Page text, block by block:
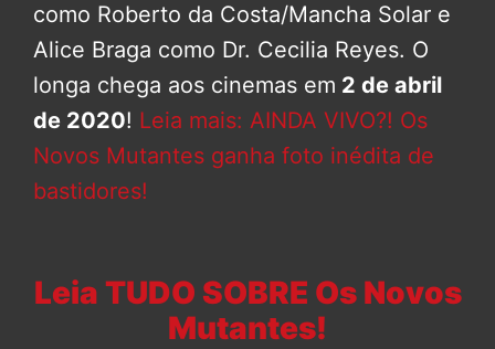
como Roberto da Costa/Mancha Solar e
Alice Braga como Dr. Cecilia Reyes. O
longa chega aos cinemas em 2 de abril
de 2020! Leia mais: AINDA VIVO?! Os
Novos Mutantes ganha foto inédita de
bastidores!
Leia TUDO SOBRE Os Novos
Mutantes!